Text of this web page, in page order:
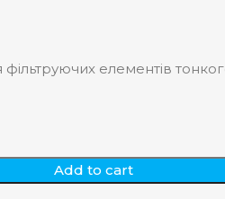
елементів
Add to cart